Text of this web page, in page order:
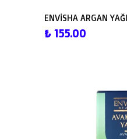
ENVİSHA ARGAN
₺ 155.00